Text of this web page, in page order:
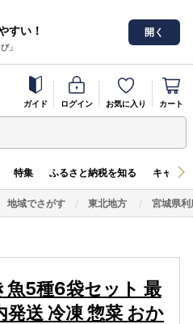
すい！
」
開く
ガイド ログイン お気に入り カート
特集 ふるさと納税を知る キャン
地域でさがす 東北地方 宮城県利
魚5種6袋セット 最
送 冷凍 惣菜 おか